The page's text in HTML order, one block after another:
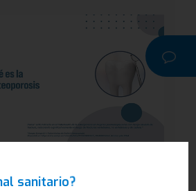
sanitario?
El papel del